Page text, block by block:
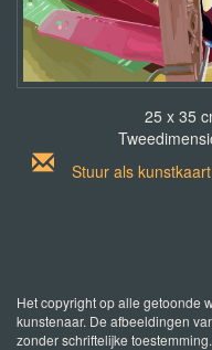
25 x 35
Stuur als
Het copyright op alle getoonde
kunstenaar. De afbeeldingen
zonder schriftelijke toestemming.